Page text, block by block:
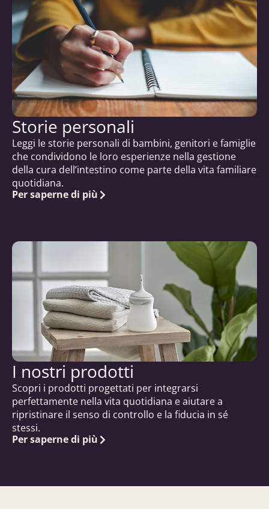
Storie personali
Leggi le storie personali di bambini, genitori e famiglie
che condividono le loro esperienze nella gestione
della cura dell’intestino come parte della vita familiare
quotidiana.
Per saperne di più
I nostri prodotti
Scopri i prodotti progettati per integrarsi
perfettamente nella vita quotidiana e aiutare a
ripristinare il senso di controllo e la fiducia in sé
stessi.
Per saperne di più